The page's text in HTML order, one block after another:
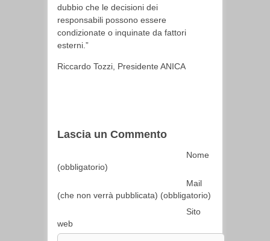
dubbio che le decisioni dei
responsabili possono essere
condizionate o inquinate da fattori
esterni.”
Riccardo Tozzi, Presidente ANICA
Lascia un Commento
Nome
(obbligatorio)
Mail
(che non verrà pubblicata) (obbligatorio)
Sito
web